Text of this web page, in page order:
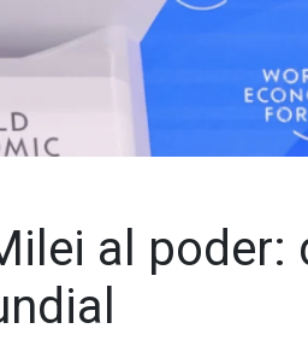
al poder: